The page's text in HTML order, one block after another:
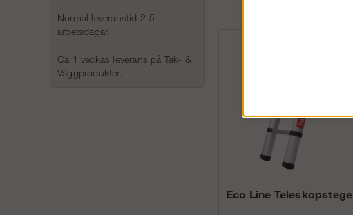
Normal leveranstid 2-5
arbetsdagar.
Ca 1 veckas leverans på Tak- &
Väggprodukter.
Eco Line Teleskopstege